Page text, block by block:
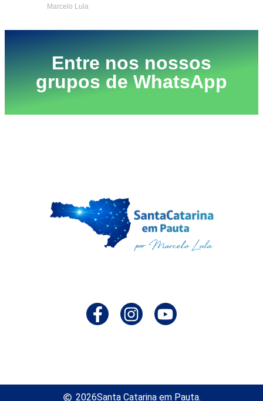
Marcelo Lula
Entre nos nossos
grupos de WhatsApp
2026Santa Catarina em Pauta.